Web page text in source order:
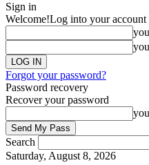
Sign in
Welcome!Log into your account
Forgot your password?
Password recovery
Recover your password
Search
Saturday, August 8, 2026